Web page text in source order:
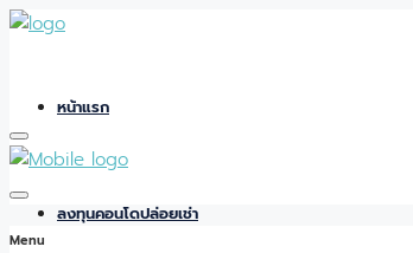
หน้าแรก
ลงทุนคอนโดปล่อยเช่า
Menu